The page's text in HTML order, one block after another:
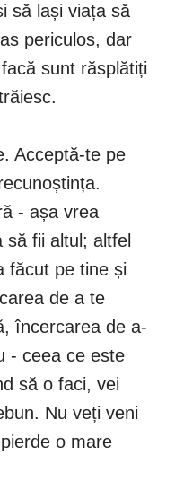
să lași viața să
periculos, dar
sunt răsplătiți
Acceptă-te pe
- așa vrea
fii altul; altfel
făcut pe tine și
de a te
încercarea de a-
- ceea ce este
să o faci, vei
Nu veți veni
o mare